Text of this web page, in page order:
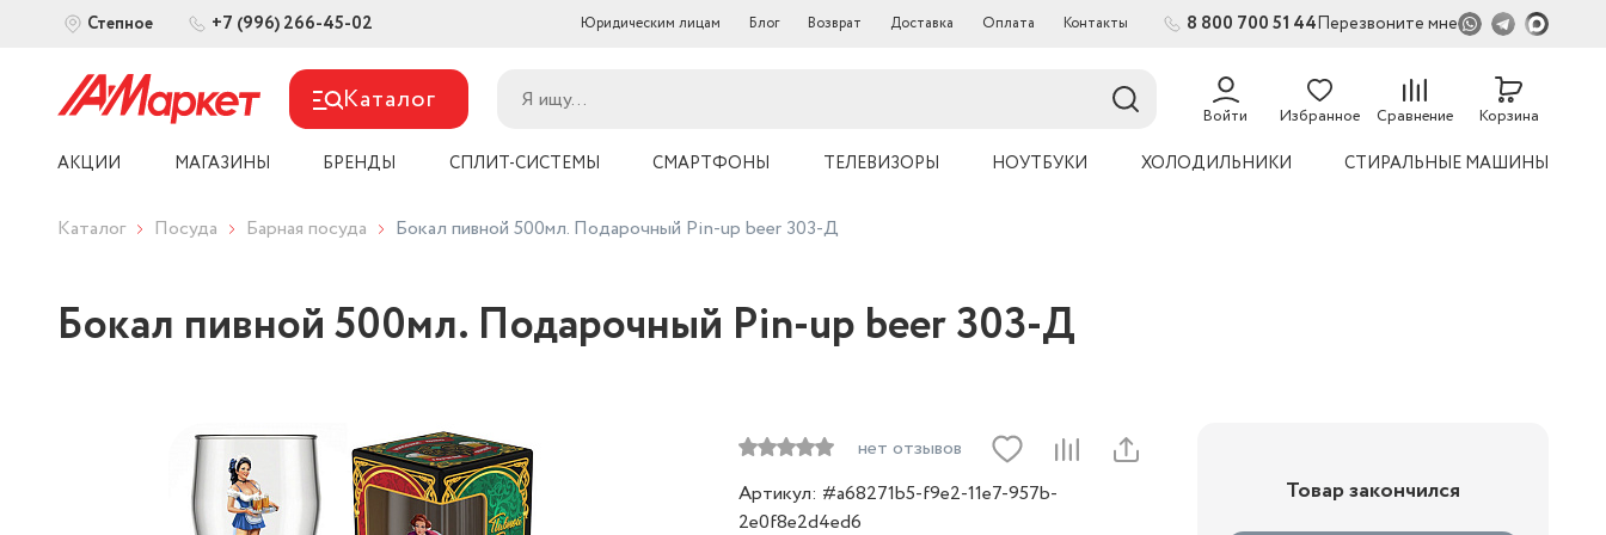
Степное +7 (996) 266-45-02 Юридическим лицам Блог Возврат Доставка Оплата Контакты 8 800 700 51 44Перезвоните мне
Каталог Войти Избранное Сравнение
54
Корзина
АКЦИИ МАГАЗИНЫ БРЕНДЫ СПЛИТ-СИСТЕМЫ СМАРТФОНЫ ТЕЛЕВИЗОРЫ НОУТБУКИ ХОЛОДИЛЬНИКИ СТИРАЛЬНЫЕ МАШИНЫ
Каталог Посуда Барная посуда Бокал пивной 500мл. Подарочный Pin-up beer 303-Д
Бокал пивной 500мл. Подарочный Pin-up beer 303-Д
нет отзывов
Артикул: #a68271b5-f9e2-11e7-957b-
2e0f8e2d4ed6
Товар закончился